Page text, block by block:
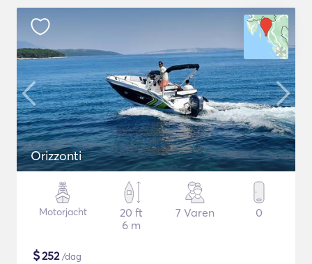
Orizzonti
Motorjacht
20 ft
6 m
7 Varen 0
$252/dag